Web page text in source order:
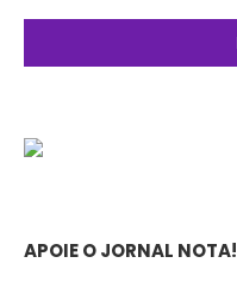
APOIE O JORNAL NOTA!